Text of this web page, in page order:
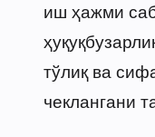
иш ҳажми
тўлиқ ва
чеклангани